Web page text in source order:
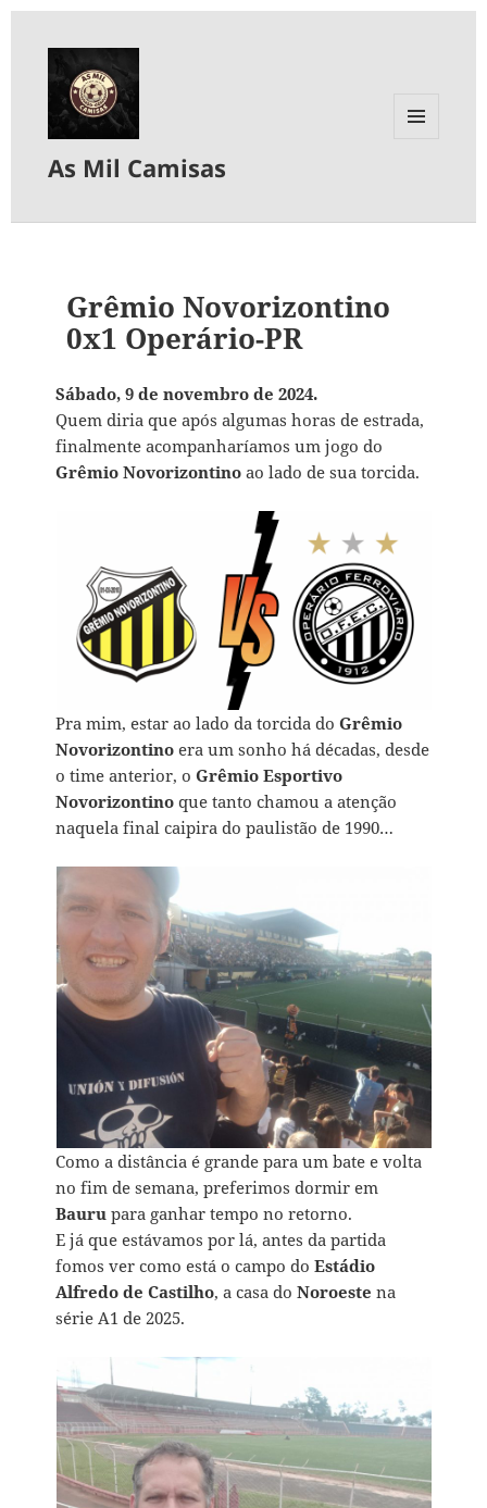
As Mil Camisas
Grêmio Novorizontino
0x1 Operário-PR
Sábado, 9 de novembro de 2024.
Quem diria que após algumas horas de estrada,
finalmente acompanharíamos um jogo do
Grêmio Novorizontino ao lado de sua torcida.
Pra mim, estar ao lado da torcida doGrêmio
Novorizontinoera um sonho há décadas, desde
o time anterior, oGrêmio Esportivo
Novorizontino que tanto chamou a atenção
naquela final caipira do paulistão de 1990…
Como a distância é grande para um bate e volta
no fim de semana, preferimos dormir em
Bauru para ganhar tempo no retorno.
E já que estávamos por lá, antes da partida
fomos ver como está o campo doEstádio
Alfredo de Castilho, a casa doNoroeste na
série A1 de 2025.